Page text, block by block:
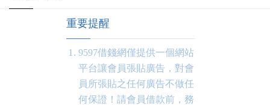
重要提醒
9597借錢網僅提供一個網站
平台讓會員張貼廣告，對會
員所張貼之任何廣告不做任
何保證！請會員借款前，務